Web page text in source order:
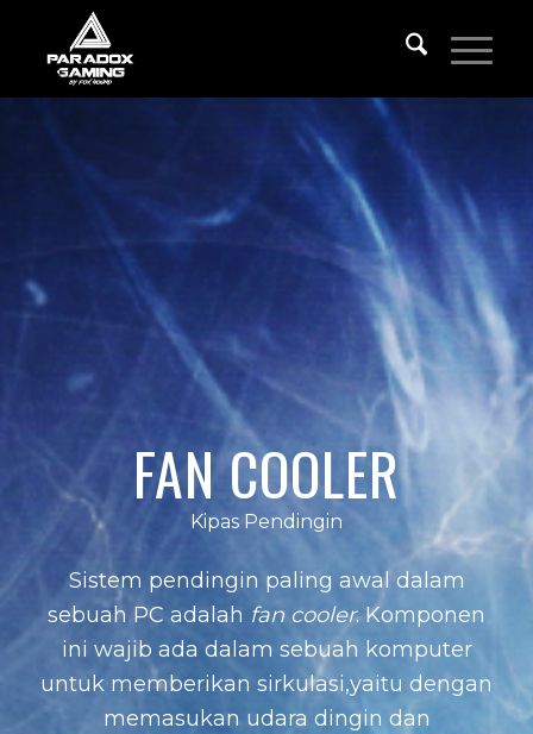
FAN COOLER
Kipas Pendingin
Sistem pendingin paling awal dalam
sebuah PC adalah fan cooler. Komponen
ini wajib ada dalam sebuah komputer
untuk memberikan sirkulasi,yaitu dengan
memasukan udara dingin dan